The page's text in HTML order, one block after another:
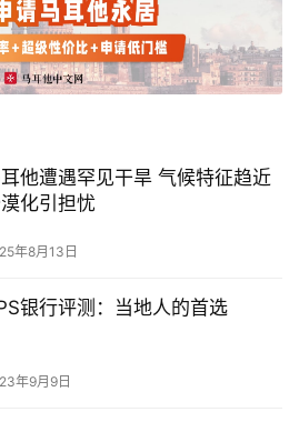
他遭遇罕见干旱 气候特征趋近
化引担忧
年8月13日
银行评测：当地人的首选
年9月9日